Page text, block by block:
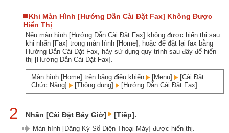
Khi Màn Hình [Hướng Dẫn Cài Đặt Fax] Không Được
Hiển Thị
Nếu màn hình [Hướng Dẫn Cài Đặt Fax] không được hiển thị sau
khi nhấn [Fax] trong màn hình [Home], hoặc để đặt lại fax bằng
Hướng Dẫn Cài Đặt Fax, hãy sử dụng quy trình sau đây để hiển
thị [Hướng Dẫn Cài Đặt Fax].
Màn hình [Home] trên bảng điều khiển [Menu]
[Cài Đặt
Chức Năng]
[Thông dụng] [Hướng Dẫn Cài Đặt Fax].
2 Nhấn [Cài Đặt Bây Giờ] [Tiếp].
Màn hình [Đăng Ký Số Điện Thoại Máy] được hiển thị.